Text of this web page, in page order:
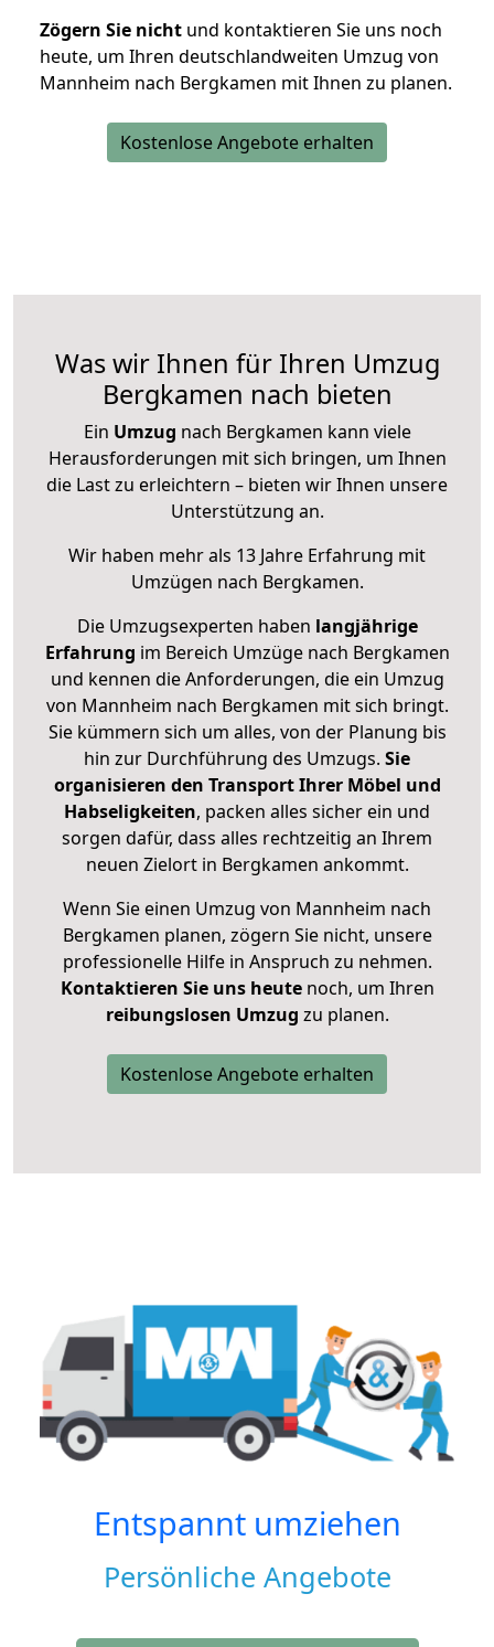
Zögern Sie nicht und kontaktieren Sie uns noch
heute, um Ihren deutschlandweiten Umzug von
Mannheim nach Bergkamen mit Ihnen zu planen.
Kostenlose Angebote erhalten
Was wir Ihnen für Ihren Umzug
Bergkamen nach bieten
Ein Umzug nach Bergkamen kann viele
Herausforderungen mit sich bringen, um Ihnen
die Last zu erleichtern – bieten wir Ihnen unsere
Unterstützung an.
Wir haben mehr als 13 Jahre Erfahrung mit
Umzügen nach Bergkamen.
Die Umzugsexperten haben langjährige
Erfahrung im Bereich Umzüge nach Bergkamen
und kennen die Anforderungen, die ein Umzug
von Mannheim nach Bergkamen mit sich bringt.
Sie kümmern sich um alles, von der Planung bis
hin zur Durchführung des Umzugs. Sie
organisieren den Transport Ihrer Möbel und
Habseligkeiten, packen alles sicher ein und
sorgen dafür, dass alles rechtzeitig an Ihrem
neuen Zielort in Bergkamen ankommt.
Wenn Sie einen Umzug von Mannheim nach
Bergkamen planen, zögern Sie nicht, unsere
professionelle Hilfe in Anspruch zu nehmen.
Kontaktieren Sie uns heutenoch, um Ihren
reibungslosen Umzug zu planen.
Kostenlose Angebote erhalten
Entspannt umziehen
Persönliche Angebote